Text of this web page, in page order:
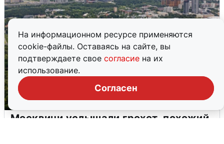
На информационном ресурсе применяются
cookie-файлы. Оставаясь на сайте, вы
подтверждаете свое согласие на их
использование.
Согласен
Москвичи услышали грохот, похожий